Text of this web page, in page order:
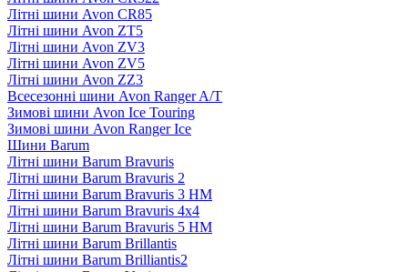
Літні шини Avon CR85
Літні шини Avon ZT5
Літні шини Avon ZV3
Літні шини Avon ZV5
Літні шини Avon ZZ3
Всесезонні шини Avon Ranger A/T
Зимові шини Avon Ice Touring
Зимові шини Avon Ranger Ice
Шини Barum
Літні шини Barum Bravuris
Літні шини Barum Bravuris 2
Літні шини Barum Bravuris 3 HM
Літні шини Barum Bravuris 4х4
Літні шини Barum Bravuris 5 HM
Літні шини Barum Brillantis
Літні шини Barum Brilliantis2